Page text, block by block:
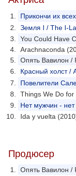
Прикончи их
Земля I / The I-
You Could Have
Arachnaconda
Опять Вавилон /
Красный холст /
Повелители
Things We Do
Нет мужчин -
Ida y vuelta
Продюсер
Опять Вавилон /